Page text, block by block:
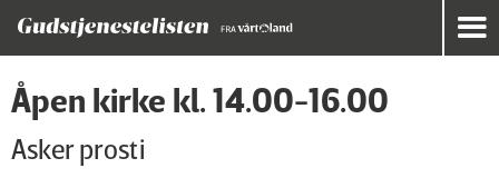
Åpen kirke kl. 14.00-16.00
Asker prosti